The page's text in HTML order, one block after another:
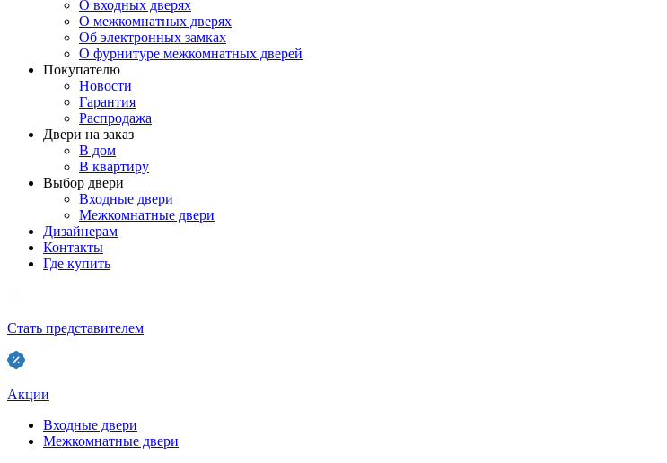
О входных дверях
О межкомнатных дверях
Об электронных замках
О фурнитуре межкомнатных дверей
Покупателю
Новости
Гарантия
Распродажа
Двери на заказ
В дом
В квартиру
Выбор двери
Входные двери
Межкомнатные двери
Дизайнерам
Контакты
Где купить
Стать представителем
Акции
Входные двери
Межкомнатные двери